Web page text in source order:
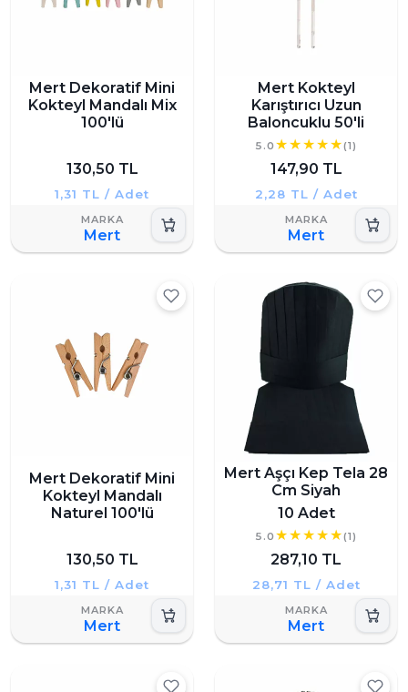
Mert Dekoratif Mini
Kokteyl Mandalı Mix
100'lü
130,50 TL
1,31 TL / Adet
Mert
Mert Kokteyl
Karıştırıcı Uzun
Baloncuklu 50'li
5.0 (1)
147,90 TL
2,28 TL / Adet
Mert
Mert Dekoratif Mini
Kokteyl Mandalı
Naturel 100'lü
130,50 TL
1,31 TL / Adet
Mert
Mert Aşçı Kep Tela 28
Cm Siyah
10 Adet
5.0 (1)
287,10 TL
28,71 TL / Adet
Mert